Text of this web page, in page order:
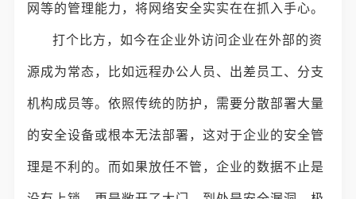
网等的管理能力，将网络安全实实在在抓入手心。
打个比方，如今在企业外访问企业在外部的资
源成为常态，比如远程办公人员、出差员工、分支
机构成员等。依照传统的防护，需要分散部署大量
的安全设备或根本无法部署，这对于企业的安全管
理是不利的。而如果放任不管，企业的数据不止是